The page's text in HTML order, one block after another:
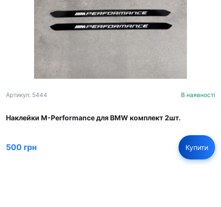
Артикул: 5444 В наявності
Наклейки M-Performance для BMW комплект 2шт.
500 грн Купити